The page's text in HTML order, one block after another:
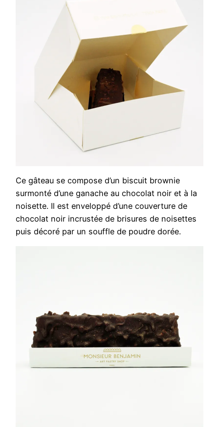
Ce gâteau se compose d’un biscuit brownie
surmonté d’une ganache au chocolat noir et à la
noisette. Il est enveloppé d’une couverture de
chocolat noir incrustée de brisures de noisettes
puis décoré par un souffle de poudre dorée.